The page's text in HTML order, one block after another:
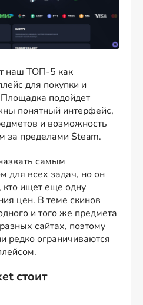
наш ТОП-5 как
для покупки и
подойдет
понятный интерфейс,
и возможность
за пределами Steam.
самым
для всех задач, но он
ищет еще одну
цен. В теме скинов
и того же предмета
сайтах, поэтому
редко ограничиваются
стоит